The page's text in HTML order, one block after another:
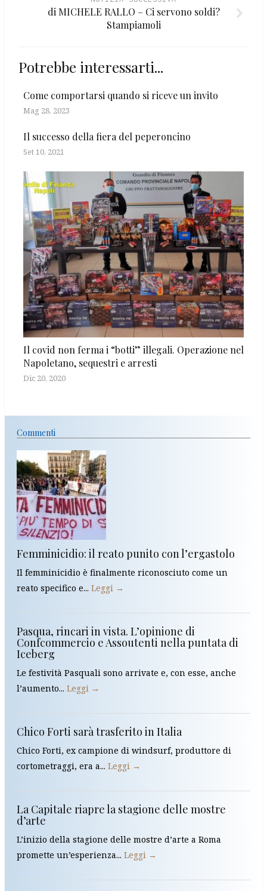
di MICHELE RALLO – Ci servono soldi?
Stampiamoli
Potrebbe interessarti...
Come comportarsi quando si riceve un invito
Mag 28, 2023
Il successo della fiera del peperoncino
Set 10, 2021
Il covid non ferma i “botti” illegali. Operazione nel
Napoletano, sequestri e arresti
Dic 20, 2020
Commenti
Femminicidio: il reato punito con l’ergastolo
Il femminicidio è finalmente riconosciuto come un
reato specifico e... Leggi →
Pasqua, rincari in vista. L’opinione di
Confcommercio e Assoutenti nella puntata di
Iceberg
Le festività Pasquali sono arrivate e, con esse, anche
l’aumento... Leggi →
Chico Forti sarà trasferito in Italia
Chico Forti, ex campione di windsurf, produttore di
cortometraggi, era a... Leggi →
La Capitale riapre la stagione delle mostre
d’arte
L’inizio della stagione delle mostre d’arte a Roma
promette un’esperienza... Leggi →